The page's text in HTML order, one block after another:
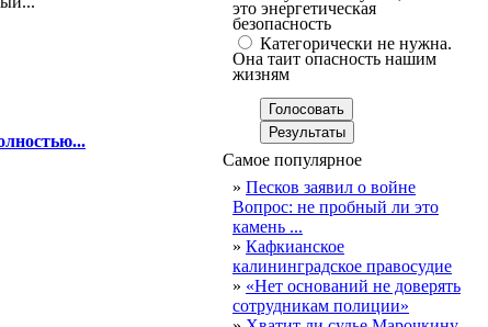
это энергетическая
безопасность
Категорически не нужна.
Она таит опасность нашим
жизням
Самое популярное
» Песков заявил о войне
Вопрос: не пробный ли это
камень ...
» Кафкианское
калининградское правосудие
» «Нет оснований не доверять
сотрудникам полиции»